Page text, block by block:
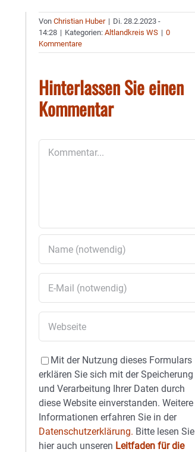
VonChristian Huber | Di. 28.2.2023 -
14:28 | Kategorien:Altlandkreis WS | 0
Kommentare
Hinterlassen Sie einen
Kommentar
Mit der Nutzung dieses Formulars
erklären Sie sich mit der Speicherung
und Verarbeitung Ihrer Daten durch
diese Website einverstanden. Weitere
Informationen erfahren Sie in der
Datenschutzerklärung. Bitte lesen Sie
hier auch unseren Leitfaden für die